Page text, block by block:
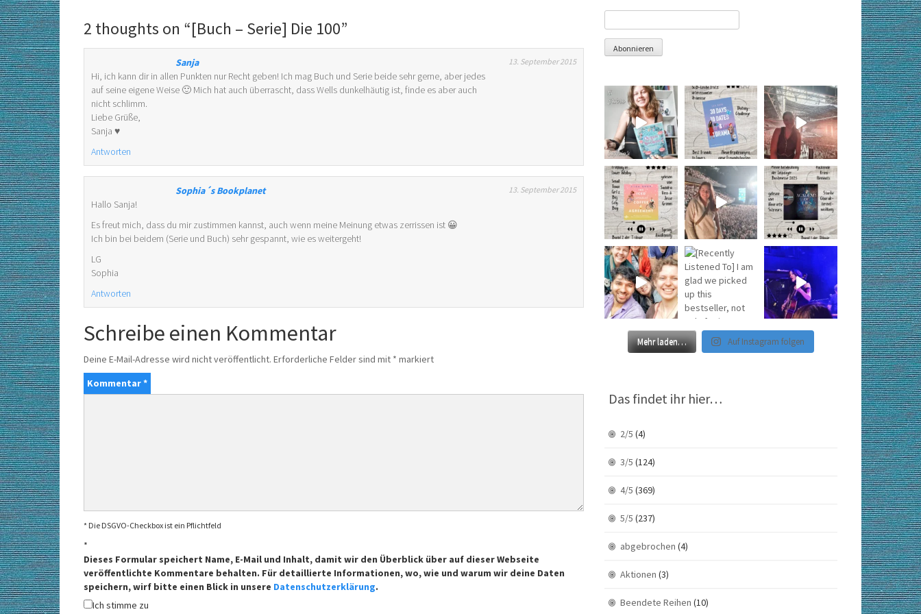
2 thoughts on “[Buch – Serie] Die 100”
Sanja 13. September 2015
Hi, ich kann dir in allen Punkten nur Recht geben! Ich mag Buch und Serie beide sehr gerne, aber jedes
auf seine eigene Weise 🙂 Mich hat auch überrascht, dass Wells dunkelhäutig ist, finde es aber auch
nicht schlimm.
Liebe Grüße,
Sanja ♥
Antworten
Sophia´s Bookplanet 13. September 2015
Hallo Sanja!
Es freut mich, dass du mir zustimmen kannst, auch wenn meine Meinung etwas zerrissen ist 😀
Ich bin bei beidem (Serie und Buch) sehr gespannt, wie es weitergeht!
LG
Sophia
Antworten
Schreibe einen Kommentar
Deine E-Mail-Adresse wird nicht veröffentlicht. Erforderliche Felder sind mit * markiert
Kommentar*
* Die DSGVO-Checkbox ist ein Pflichtfeld
*
Dieses Formular speichert Name, E-Mail und Inhalt, damit wir den Überblick über auf dieser Webseite
veröffentlichte Kommentare behalten. Für detaillierte Informationen, wo, wie und warum wir deine Daten
speichern, wirf bitte einen Blick in unsere Datenschutzerklärung.
Ich stimme zu
Mehr laden… Auf Instagram folgen
Das findet ihr hier…
2/5 (4)
3/5 (124)
4/5 (369)
5/5 (237)
abgebrochen (4)
Aktionen (3)
Beendete Reihen (10)